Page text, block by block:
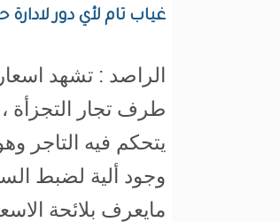
غياب تام لأي دور
الراصد : تشهد
طرف تجار التجزأة
يتحكم فيه التاجر
وجود ألية لضبط
مايعرف بلائحة